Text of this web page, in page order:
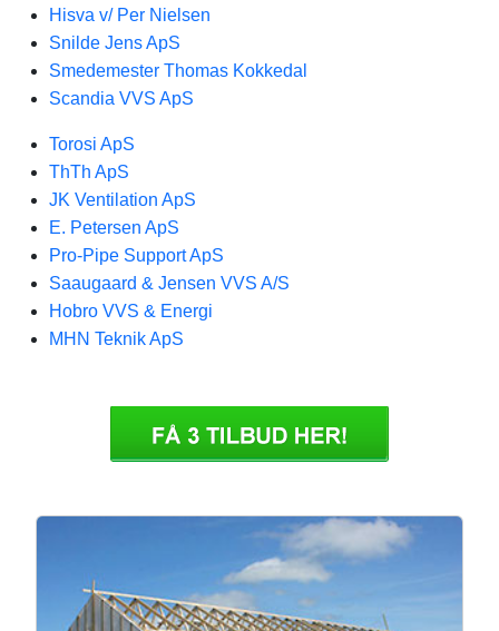
Hisva v/ Per Nielsen
Snilde Jens ApS
Smedemester Thomas Kokkedal
Scandia VVS ApS
Torosi ApS
ThTh ApS
JK Ventilation ApS
E. Petersen ApS
Pro-Pipe Support ApS
Saaugaard & Jensen VVS A/S
Hobro VVS & Energi
MHN Teknik ApS